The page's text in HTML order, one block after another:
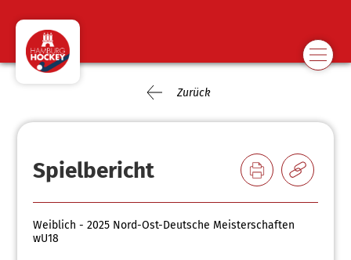
Zurück
Spielbericht
Weiblich - 2025 Nord-Ost-Deutsche Meisterschaften
wU18